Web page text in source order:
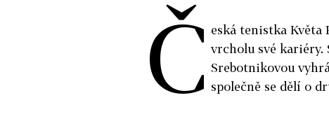
Č eská tenistka Květa
vrcholu své kariéry.
Srebotnikovou
společně se dělí o